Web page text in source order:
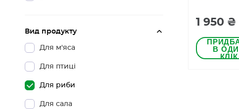
1 950 ₴
В
КЛІК
Вид продукту
Для м'яса
Для птиці
Для риби
Для сала